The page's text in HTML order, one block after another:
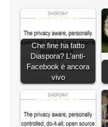
Che fine ha fatto
Diaspora? L'anti-
Facebook è ancora
vivo